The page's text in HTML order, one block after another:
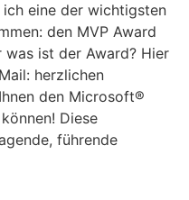
eine der wichtigsten
den MVP Award
ist der Award? Hier
herzlichen
den Microsoft®
Diese
führende